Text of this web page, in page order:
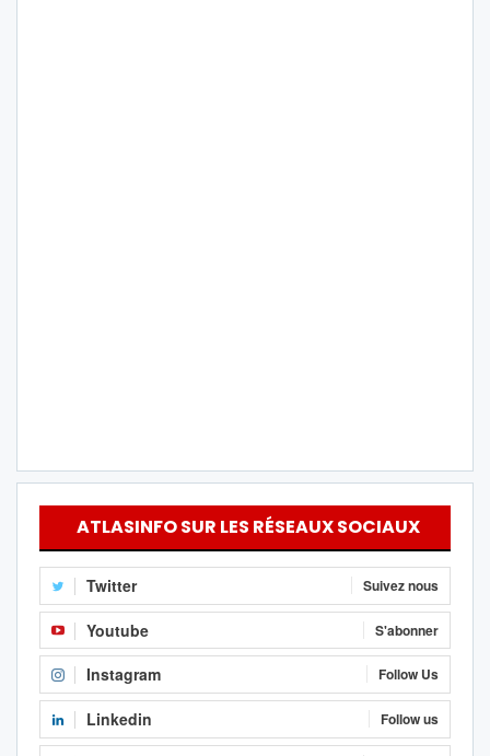
ATLASINFO SUR LES RÉSEAUX SOCIAUX
Twitter Suivez nous
Youtube S'abonner
Instagram Follow Us
Linkedin Follow us